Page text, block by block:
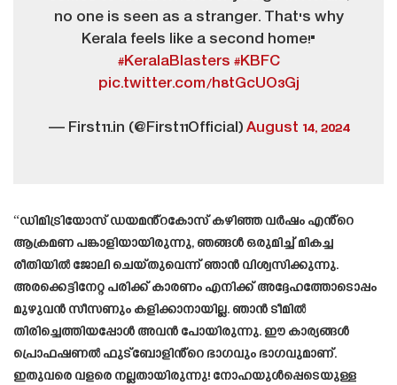
no one is seen as a stranger. That's why
Kerala feels like a second home!"
#KeralaBlasters #KBFC
pic.twitter.com/h8tGcUO3Gj
— First11.in (@First11Official) August 14, 2024
“ഡിമിട്രിയോസ് ഡയമൻ്റകോസ് കഴിഞ്ഞ വർഷം എൻ്റെ
ആക്രമണ പങ്കാളിയായിരുന്നു, ഞങ്ങൾ ഒരുമിച്ച് മികച്ച
രീതിയിൽ ജോലി ചെയ്തുവെന്ന് ഞാൻ വിശ്വസിക്കുന്നു.
അരക്കെട്ടിനേറ്റ പരിക്ക് കാരണം എനിക്ക് അദ്ദേഹത്തോടൊപ്പം
മുഴുവൻ സീസണും കളിക്കാനായില്ല. ഞാൻ ടീമിൽ
തിരിച്ചെത്തിയപ്പോൾ അവൻ പോയിരുന്നു. ഈ കാര്യങ്ങൾ
പ്രൊഫഷണൽ ഫുട്ബോളിൻ്റെ ഭാഗവും ഭാഗവുമാണ്.
ഇതുവരെ വളരെ നല്ലതായിരുന്നു! നോഹയുൾപ്പെടെയുള്ള